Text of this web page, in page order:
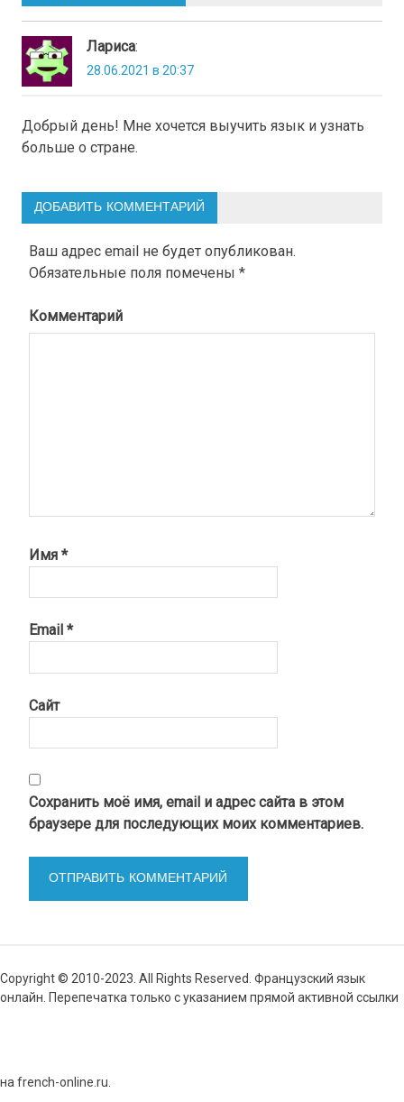
Лариса:
28.06.2021 в 20:37
Добрый день! Мне хочется выучить язык и узнать
больше о стране.
ДОБАВИТЬ КОММЕНТАРИЙ
Ваш адрес email не будет опубликован.
Обязательные поля помечены *
Комментарий
Имя *
Email *
Сайт
Сохранить моё имя, email и адрес сайта в этом
браузере для последующих моих комментариев.
Copyright © 2010-2023. All Rights Reserved. Французский язык
онлайн. Перепечатка только с указанием прямой активной ссылки
на french-online.ru.